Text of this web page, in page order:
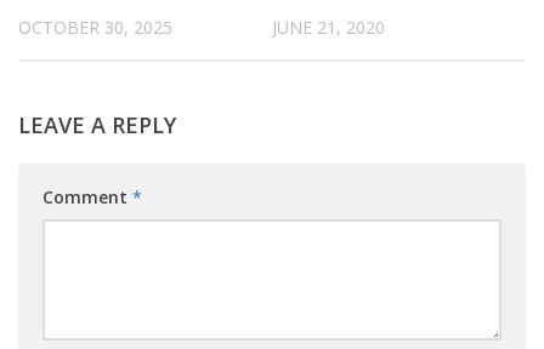
OCTOBER 30, 2025 JUNE 21, 2020
LEAVE A REPLY
Comment *